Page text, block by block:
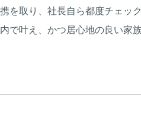
を取り、社長自ら都度チェッ
で叶え、かつ居心地の良い家